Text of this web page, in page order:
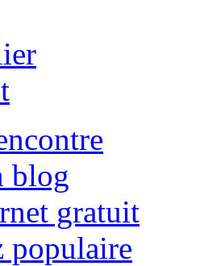
blog
gratuit
populaire